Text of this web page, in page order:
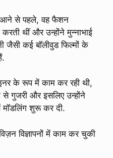
आने से पहले, वह फैशन
थीं और उन्होंने मुन्नाभाई
जैसी कई बॉलीवुड फिल्मों के
के रूप में काम कर रही थी,
गुजरी और इसलिए उन्होंने
मॉडलिंग शुरू कर दी.
विज्ञापनों में काम कर चुकी